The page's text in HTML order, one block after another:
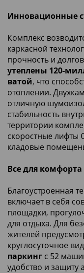
Инновационные
Комплекс
каркасной
прочность и
утеплены 120-
ватой, что
отоплении.
отличную
стабильность
территории
скоростные лифты
кладовые
Все для комфорта
Благоустроенная
включает в себя
площадки,
для отдыха. Для
жителей
круглосуточное
паркинг с 52
удобство и защиту